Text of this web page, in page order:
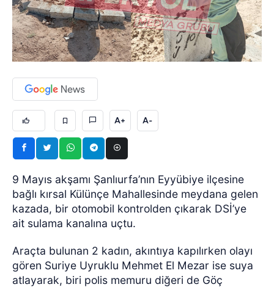
A+ A-
9 Mayıs akşamı Şanlıurfa’nın Eyyübiye ilçesine
bağlı kırsal Külünçe Mahallesinde meydana gelen
kazada, bir otomobil kontrolden çıkarak DSİ’ye
ait sulama kanalına uçtu.
Araçta bulunan 2 kadın, akıntıya kapılırken olayı
gören Suriye Uyruklu Mehmet El Mezar ise suya
atlayarak, biri polis memuru diğeri de Göç